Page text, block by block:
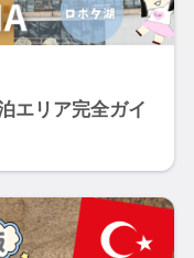
エリア完全ガイ